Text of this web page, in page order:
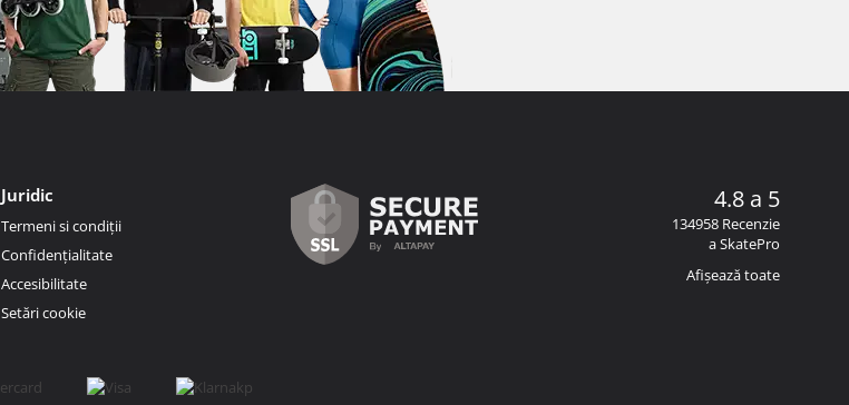
Juridic
Termeni si condiții
Confidențialitate
Accesibilitate
Setări cookie
4.8 a 5
134958 Recenzie
a SkatePro
Afișează toate